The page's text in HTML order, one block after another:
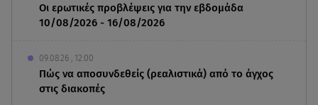
Οι ερωτικές προβλέψεις για την εβδομάδα
10/08/2026 - 16/08/2026
09.08.26 , 12:00
Πώς να αποσυνδεθείς (ρεαλιστικά) από το άγχος
στις διακοπές